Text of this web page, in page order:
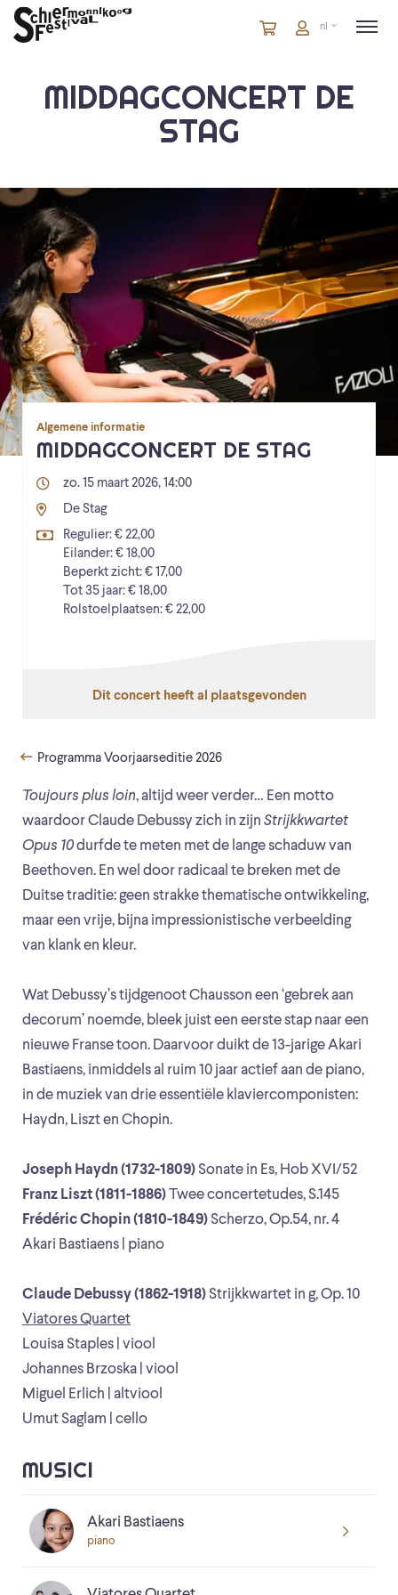
Winkelmandje
artikelen
Account
nl
MIDDAGCONCERT DE
STAG
Toujours plus loin, altijd weer verder… Een motto
waardoor Claude Debussy zich in zijn Strijkkwartet
Opus 10durfde te meten met de lange schaduw van
Beethoven. En wel door radicaal te breken met de
Duitse traditie: geen strakke thematische ontwikkeling,
maar een vrije, bijna impressionistische verbeelding
van klank en kleur.
Wat Debussy’s tijdgenoot Chausson een ‘gebrek aan
decorum’ noemde, bleek juist een eerste stap naar een
nieuwe Franse toon. Daarvoor duikt de 13-jarige Akari
Bastiaens, inmiddels al ruim 10 jaar actief aan de piano,
in de muziek van drie essentiële klaviercomponisten:
Haydn, Liszt en Chopin.
Joseph Haydn (1732-1809)Sonate in Es, Hob XVI/52
Franz Liszt (1811-1886)Twee concertetudes, S.145
Frédéric Chopin (1810-1849)Scherzo, Op.54, nr. 4
Akari Bastiaens | piano
Claude Debussy (1862-1918)Strijkkwartet in g, Op. 10
Viatores Quartet
Louisa Staples | viool
Johannes Brzoska | viool
Miguel Erlich | altviool
Umut Saglam | cello
MUSICI
Akari Bastiaens
piano
Algemene informatie
MIDDAGCONCERT DE STAG
zo. 15 maart 2026, 14:00
De Stag
Regulier: € 22,00
Eilander: € 18,00
Beperkt zicht: € 17,00
Tot 35 jaar: € 18,00
Rolstoelplaatsen: € 22,00
Dit concert heeft al plaatsgevonden
Programma Voorjaarseditie 2026